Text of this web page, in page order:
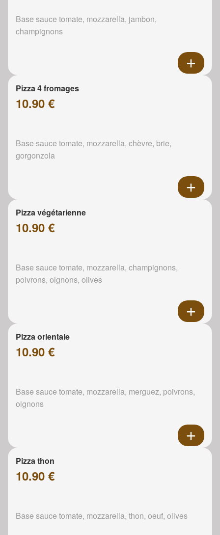
Base sauce tomate, mozzarella, jambon,
champignons
Pizza 4 fromages
10.90 €
Base sauce tomate, mozzarella, chèvre, brie,
gorgonzola
Pizza végétarienne
10.90 €
Base sauce tomate, mozzarella, champignons,
poivrons, oignons, olives
Pizza orientale
10.90 €
Base sauce tomate, mozzarella, merguez, poivrons,
oignons
Pizza thon
10.90 €
Base sauce tomate, mozzarella, thon, oeuf, olives